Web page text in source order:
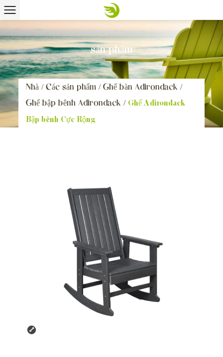
sản phẩm
Nhà /Các sản phẩm /Ghế bàn Adirondack /
Ghế bập bênh Adirondack / Ghế Adirondack
Bập bênh Cực Rộng